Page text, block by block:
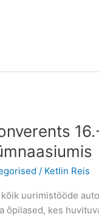
/ Ketlin Reis
uurimistööde
õpilased, kes